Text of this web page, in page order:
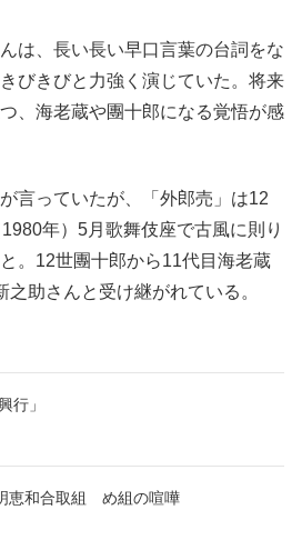
は、長い長い早口言葉の台詞をな
びきびと力強く演じていた。将来
、海老蔵や團十郎になる覚悟が感
言っていたが、「外郎売」は12
年）5月歌舞伎座で古風に則り
。12世團十郎から11代目海老蔵
助さんと受け継がれている。
行」
恵和合取組 め組の喧嘩